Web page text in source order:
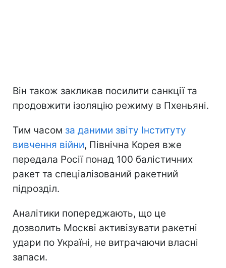
Він також закликав посилити санкції та
продовжити ізоляцію режиму в Пхеньяні.
Тим часом за даними звіту Інституту
вивчення війни, Північна Корея вже
передала Росії понад 100 балістичних
ракет та спеціалізований ракетний
підрозділ.
Аналітики попереджають, що це
дозволить Москві активізувати ракетні
удари по Україні, не витрачаючи власні
запаси.